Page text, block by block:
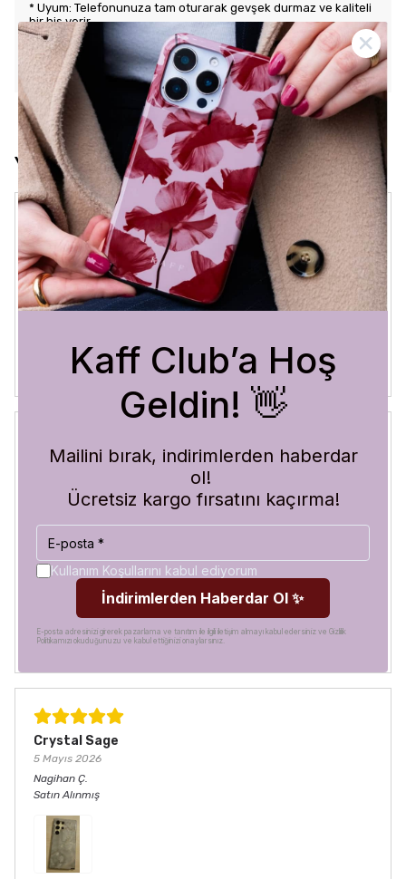
* Uyum: Telefonunuza tam oturarak gevşek durmaz ve kaliteli
bir his verir.
KARGO VE İADE POLİTİKASI
Yorumlar
Crystal Sage
3 Ağustos 2026
Bükra A.
Satın Alınmış
Blue Abyss
Görür görmez çok beğendim. Hem desen olarak çok şık
hem de koruma olarak çok güvenilir. Ayrıca hızlı kargolama
için teşekkürler
Crystal Sage
5 Mayıs 2026
Nagihan Ç.
Satın Alınmış
Kaff Club’a Hoş
Geldin! 👋
Mailini bırak, indirimlerden haberdar
ol!
Ücretsiz kargo fırsatını kaçırma!
Kullanım Koşullarını kabul ediyorum
İndirimlerden Haberdar Ol ✨
E-posta adresinizi girerek pazarlama ve tanıtım ile ilgili iletişim almayı kabul edersiniz ve Gizlilik
Politikamızı okuduğunuzu ve kabul ettiğinizi onaylarsınız.